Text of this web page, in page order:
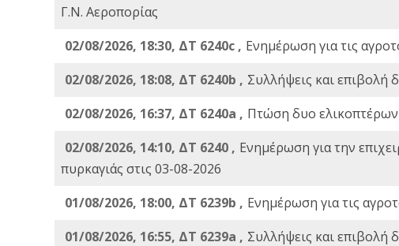
Γ.Ν. Αεροπορίας
02/08/2026, 18:30, ΔΤ 6240c , Ενημέρωση για τις
02/08/2026, 18:08, ΔΤ 6240b , Συλλήψεις και επιβολή
02/08/2026, 16:37, ΔΤ 6240a , Πτώση δυο
02/08/2026, 14:10, ΔΤ 6240 , Ενημέρωση για την
πυρκαγιάς στις 03-08-2026
01/08/2026, 18:00, ΔΤ 6239b , Ενημέρωση για τις
01/08/2026, 16:55, ΔΤ 6239a , Συλλήψεις και επιβολή